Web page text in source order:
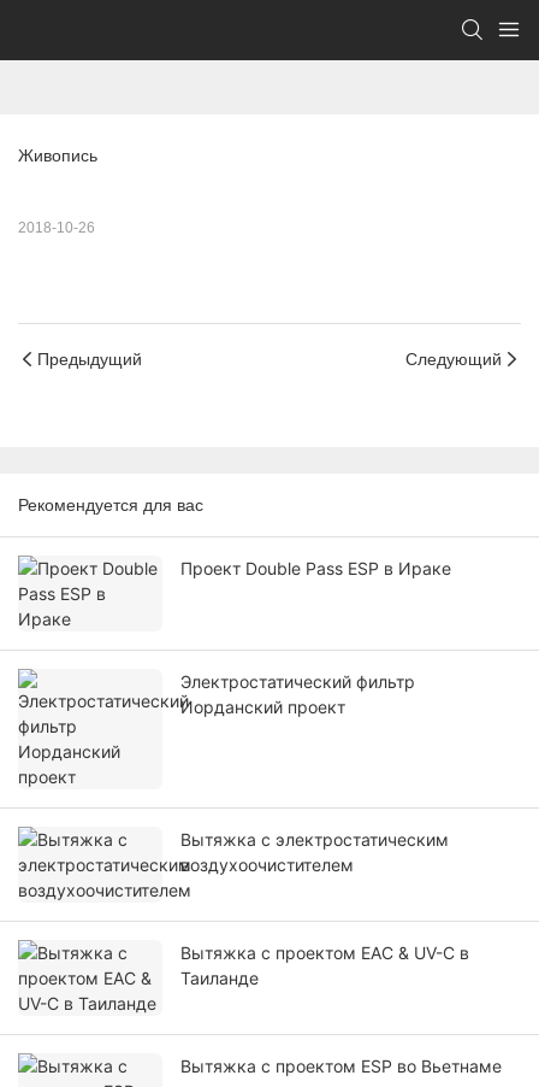
Живопись
2018-10-26
Предыдущий Следующий
Рекомендуется для вас
Проект Double Pass ESP в Ираке
Электростатический фильтр
Иорданский проект
Вытяжка с электростатическим
воздухоочистителем
Вытяжка с проектом EAC & UV-C в
Таиланде
Вытяжка с проектом ESP во Вьетнаме